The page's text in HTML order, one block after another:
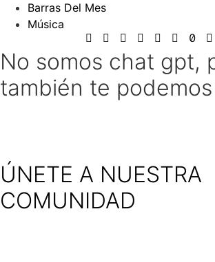
Barras Del Mes
Música
No somos chat gpt,
también te
ÚNETE A NUESTRA
COMUNIDAD